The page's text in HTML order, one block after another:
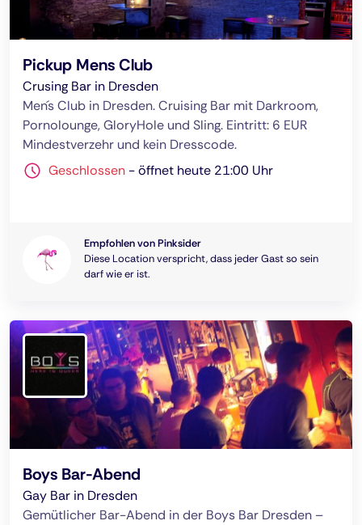
Pickup Mens Club
Crusing Bar in Dresden
Men´s Club in Dresden. Cruising Bar mit Darkroom,
Pornolounge, GloryHole und Sling. Eintritt: 6 EUR
Mindestverzehr und kein Dresscode.
Geschlossen -öffnet heute 21:00 Uhr
Empfohlen von Pinksider
Diese Location verspricht, dass jeder Gast so sein
darf wie er ist.
Boys Bar-Abend
Gay Bar in Dresden
Gemütlicher Bar-Abend in der Boys Bar Dresden –